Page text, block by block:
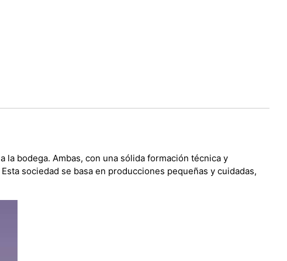
bodega. Ambas, con una sólida formación técnica y
sociedad se basa en producciones pequeñas y cuidadas,